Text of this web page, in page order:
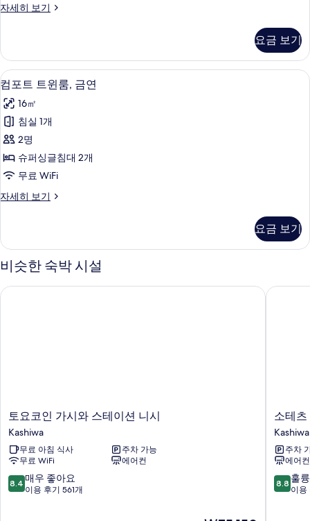
연
진
모
두
보
기
자세히 보기
컴
블
룸,
금
연
자
세
히
보
기
요금 보기
컴
포
트
트
윈
룸,
연
진
모
두
보
컴포트 트윈룸, 금연 | 책상, 무료 WiFi,
1
컴포트 트윈룸, 금연
16㎡
침실 1개
2명
슈퍼싱글침대 2개
무료 WiFi
자세히 보기
컴
윈
룸,
금
자
요금 보기
비슷한 숙박 시설
토
요
코
인
가
시
와
토요코인 가시와 스테이션 니시
Kashiwa
무료 아침 식사
주차 가능
무료 WiFi
에어컨
10
점
8.4 매우 좋아요
이용 후기 561개
토요코인 가시와 스테이션 니시
소
테
츠
프
레
사
인
소테
Kashiwa
주차
에어컨
10
점
8.8 훌
이용
소테츠